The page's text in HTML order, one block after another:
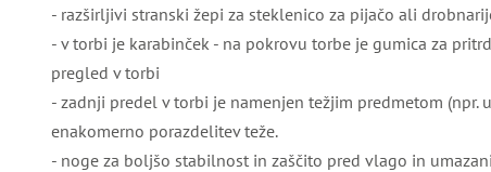
- razširljivi stranski žepi za steklenico za pijačo ali
- v torbi je karabinček - na pokrovu torbe je gumica za
pregled v torbi
- zadnji predel v torbi je namenjen težjim predmetom (npr.
enakomerno porazdelitev teže.
- noge za boljšo stabilnost in zaščito pred vlago in